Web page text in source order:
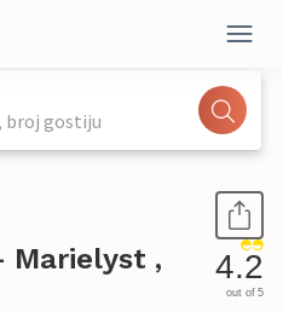
broj gostiju
Marielyst ,
4.2
out of 5